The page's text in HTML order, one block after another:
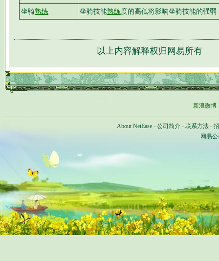
坐骑熟练 坐骑技能熟练度的高低将影响坐骑技能的强弱
以上内容解释权归网易所有
新浪微博
About NetEase - 公司简介 - 联系方法 -
网易